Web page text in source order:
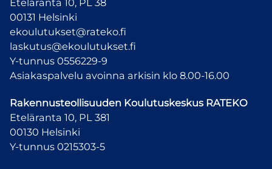
Eteläranta 10, PL 38
00131 Helsinki
ekoulutukset@rateko.fi
laskutus@ekoulutukset.fi
Y-tunnus 0556229-9
Asiakaspalvelu avoinna arkisin klo 8.00-16.00
Rakennusteollisuuden Koulutuskeskus RATEKO
Eteläranta 10, PL 381
00130 Helsinki
Y-tunnus 0215303-5